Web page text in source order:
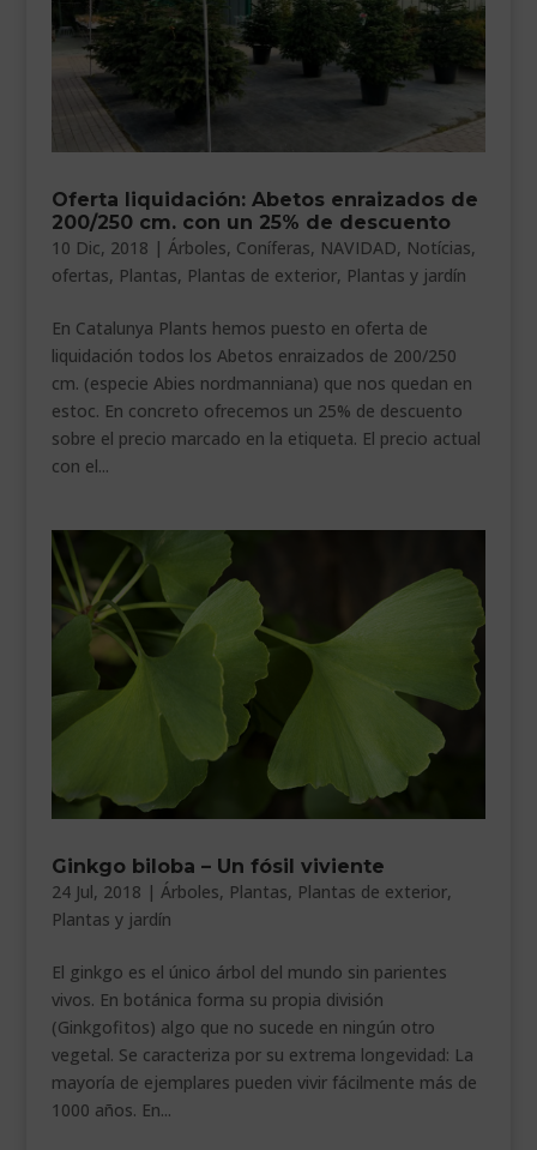
Oferta liquidación: Abetos enraizados de
200/250 cm. con un 25% de descuento
10 Dic, 2018 | Árboles, Coníferas, NAVIDAD, Notícias,
ofertas, Plantas, Plantas de exterior, Plantas y jardín
En Catalunya Plants hemos puesto en oferta de
liquidación todos los Abetos enraizados de 200/250
cm. (especie Abies nordmanniana) que nos quedan en
estoc. En concreto ofrecemos un 25% de descuento
sobre el precio marcado en la etiqueta. El precio actual
con el...
Ginkgo biloba – Un fósil viviente
24 Jul, 2018 | Árboles, Plantas, Plantas de exterior,
Plantas y jardín
El ginkgo es el único árbol del mundo sin parientes
vivos. En botánica forma su propia división
(Ginkgofitos) algo que no sucede en ningún otro
vegetal. Se caracteriza por su extrema longevidad: La
mayoría de ejemplares pueden vivir fácilmente más de
1000 años. En...